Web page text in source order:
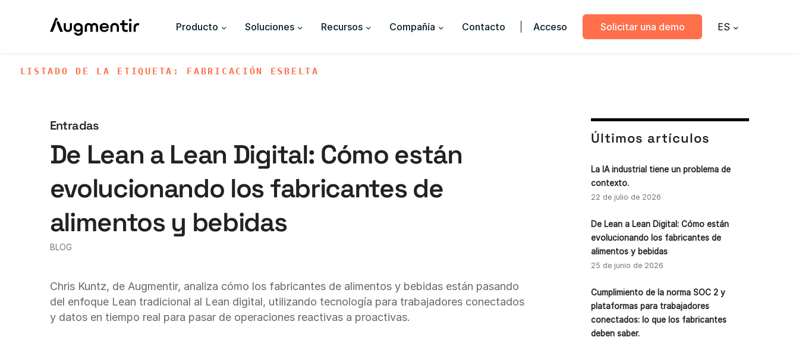
Producto Soluciones Recursos Compañía Contacto Acceso Solicitar una demo ES
LISTADO DE LA ETIQUETA: FABRICACIÓN ESBELTA
Entradas
De Lean a Lean Digital: Cómo están
evolucionando los fabricantes de
alimentos y bebidas
BLOG
Chris Kuntz, de Augmentir, analiza cómo los fabricantes de alimentos y bebidas están pasando
del enfoque Lean tradicional al Lean digital, utilizando tecnología para trabajadores conectados
y datos en tiempo real para pasar de operaciones reactivas a proactivas.
Últimos artículos
La IA industrial tiene un problema de
contexto.
22 de julio de 2026
De Lean a Lean Digital: Cómo están
evolucionando los fabricantes de
alimentos y bebidas
25 de junio de 2026
Cumplimiento de la norma SOC 2 y
plataformas para trabajadores
conectados: lo que los fabricantes
deben saber.